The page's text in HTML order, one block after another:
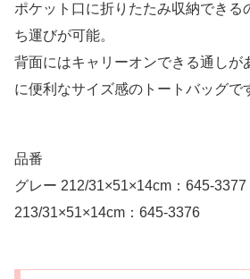
ポケット口に折りたたみ収納できる
ち運びが可能。
背面にはキャリーオンできる通しが
に便利なサイズ感のトートバッグで
品番
グレー 212/31×51×14cm：645-3377
213/31×51×14cm：645-3376